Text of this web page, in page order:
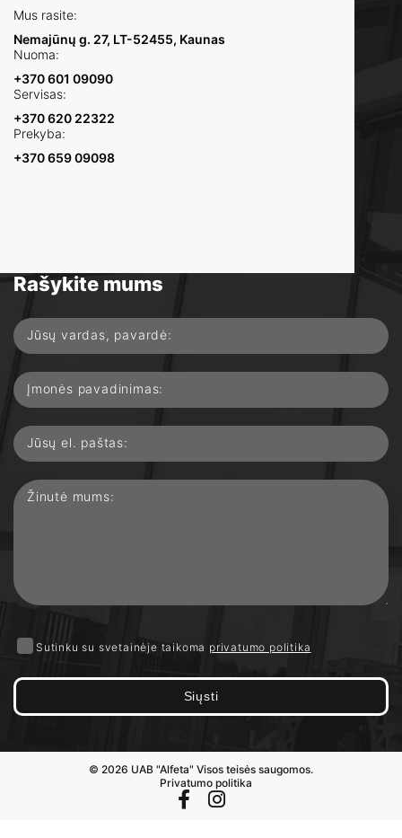
Mus rasite:
Nemajūnų g. 27, LT-52455, Kaunas
Nuoma:
+370 601 09090
Servisas:
+370 620 22322
Prekyba:
+370 659 09098
Rašykite mums
Sutinku su svetainėje taikoma privatumo politika
Siųsti
© 2026 UAB "Alfeta" Visos teisės saugomos.
Privatumo politika